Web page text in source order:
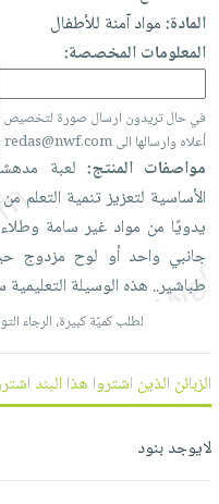
العناية
بالأسنان
الحمية
والتغذية
أدوات
المائدة
الأوعية
والتخزين
أدوات
المطبخ
الأكثر
مبيعاً
العودة
للمدارس
اكسسوارات
كتب
اكسسوارات
منزلية
اكسسوارات
ملابس
مطرزات
حلي
بالذات
شحن
مجاني
مختارة
اشتراكات
كل
الاشتراكات
صندوق
القراءة
iKitab
حدود
بحث
متقدم
نيل
عن
الشركة
الشركة
فيديوهات
حسابك
الأمنيات
المادة:مواد آمنة للأطفال
المعلومات المخصصة:
أعلاه وارسالها الى redas@nwf.com مع رقم الطلبيّة
مواصفات المنتج: لعبة
الأساسية لتعزيزتنمية التعلم
يدويًا من مواد غير سامة وطلاء
جانبي واحدأو لوح مزدوج
طباشير.. هذه الوسيلة التعليمية
لطلب كميّة كبيرة، الرجاء
الزبائن الذين اشتروا هذا البند
لايوجد بنود